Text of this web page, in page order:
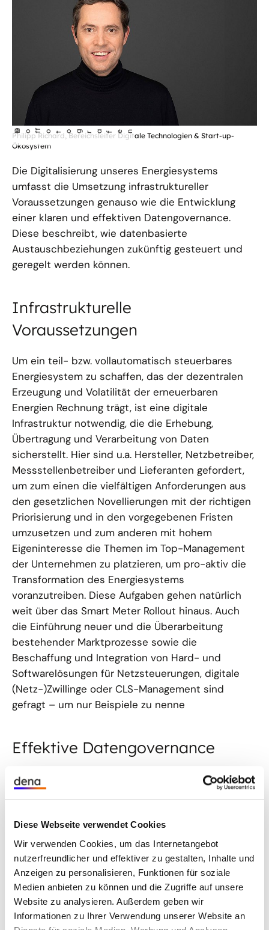
Diese Webseite verwendet Cookies
Wir verwenden Cookies, um das Internetangebot
nutzerfreundlicher und effektiver zu gestalten, Inhalte und
Anzeigen zu personalisieren, Funktionen für soziale
Medien anbieten zu können und die Zugriffe auf unsere
Website zu analysieren. Außerdem geben wir
Informationen zu Ihrer Verwendung unserer Website an
©
Ho f
fotog r
a fen
Philipp Richard, Bereichsleiter Digitale Technologien & Start-up-
Ökosystem
Die Digitalisierung unseres Energiesystems
umfasst die Umsetzung infrastruktureller
Voraussetzungen genauso wie die Entwicklung
einer klaren und effektiven Datengovernance.
Diese beschreibt, wie datenbasierte
Austauschbeziehungen zukünftig gesteuert und
geregelt werden können.
Infrastrukturelle
Voraussetzungen
Um ein teil- bzw. vollautomatisch steuerbares
Energiesystem zu schaffen, das der dezentralen
Erzeugung und Volatilität der erneuerbaren
Energien Rechnung trägt, ist eine digitale
Infrastruktur notwendig, die die Erhebung,
Übertragung und Verarbeitung von Daten
sicherstellt. Hier sind u.a. Hersteller, Netzbetreiber,
Messstellenbetreiber und Lieferanten gefordert,
um zum einen die vielfältigen Anforderungen aus
den gesetzlichen Novellierungen mit der richtigen
Priorisierung und in den vorgegebenen Fristen
umzusetzen und zum anderen mit hohem
Eigeninteresse die Themen im Top-Management
der Unternehmen zu platzieren, um pro-aktiv die
Transformation des Energiesystems
voranzutreiben. Diese Aufgaben gehen natürlich
weit über das Smart Meter Rollout hinaus. Auch
die Einführung neuer und die Überarbeitung
bestehender Marktprozesse sowie die
Beschaffung und Integration von Hard- und
Softwarelösungen für Netzsteuerungen, digitale
(Netz-)Zwillinge oder CLS-Management sind
gefragt – um nur Beispiele zu nenne
Effektive Datengovernance
Die E-World in Essen 2024 hat ein weiteres Mal
eindrucksvoll gezeigt, dass mit über 750
damit für den Aufbau von Infrastruktur vorhanden
ist. Umso mehr rücken daher Fragen in den
Mittelpunkt, die nur eine klare und effektive
Datengovernance im Einklang mit den Zielen der
Energiewende beantworten kann. Diese ist
notwendig, damit die so wichtigen Daten nicht nur
in Datensilos bei einzelnen Unternehmen gelagert